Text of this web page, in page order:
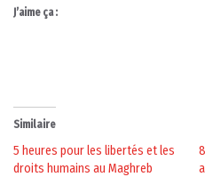
J’aime ça :
Similaire
5 heures pour les libertés et les
droits humains au Maghreb